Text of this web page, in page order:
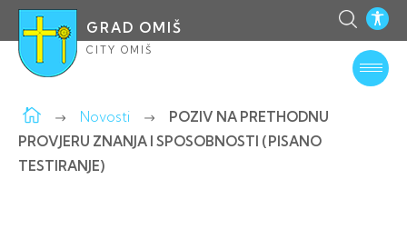
GRAD OMIŠ
CITY OMIŠ
Novosti
POZIV NA PRETHODNU
PROVJERU ZNANJA I SPOSOBNOSTI (PISANO
TESTIRANJE)